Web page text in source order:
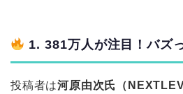
1. 381万人が注目！バズ
投稿者は河原由次氏（